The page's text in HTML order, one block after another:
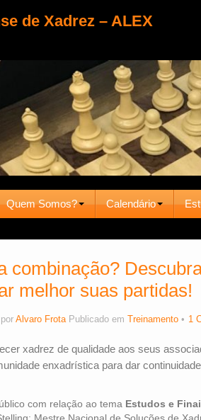
de Xadrez – ALEX
Quem Somos? Calendário
combinação?
melhor suas partidas!
por Alvaro Frota Publicado em Treinamento 1
xadrez de qualidade aos seus
enxadrística para dar
com relação ao tema Estudos e